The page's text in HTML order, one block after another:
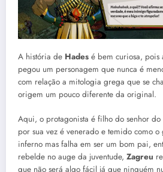
A história de Hades é bem curiosa, pois
pegou um personagem que nunca é
com relação a mitologia grega que se
origem um pouco diferente da original.
Aqui, o protagonista é filho do senhor do
por sua vez é venerado e temido como
inferno mas falha em ser um bom pai,
rebelde no auge da juventude, Zagreu
que não será algo fácil já que ninguém